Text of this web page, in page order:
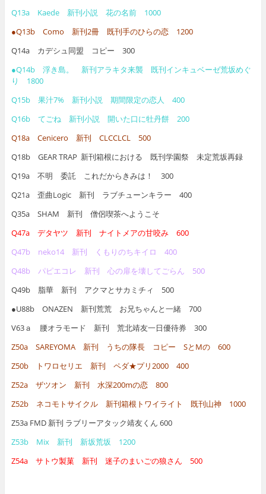
Q13a Kaede 新刊小説 花の名前 1000
●Q13b Como 新刊2冊 既刊手のひらの恋 1200
Q14a カデシュ同盟 コピー 300
●Q14b 浮き島。 新刊アラキタ来襲 既刊インキュベーゼ荒坂めぐ
り 1800
Q15b 果汁7% 新刊小説 期間限定の恋人 400
Q16b てごね 新刊小説 開いた口に牡丹餅 200
Q18a Cenicero 新刊 CLCCLCL 500
Q18b GEAR TRAP 新刊箱根における 既刊学園祭 未定荒坂再録
Q19a 不明 委託 これだからきみは！ 300
Q21a 歪曲Logic 新刊 ラブチューンキラー 400
Q35a SHAM 新刊 僧侶喫茶へようこそ
Q47a デタヤツ 新刊 ナイトメアの甘咬み 600
Q47b neko14 新刊 くもりのちキイロ 400
Q48b パピエコレ 新刊 心の扉を壊してごらん 500
Q49b 脂華 新刊 アクマとサカミチィ 500
●U88b ONAZEN 新刊荒荒 お兄ちゃんと一緒 700
V63ａ 腰オラモード 新刊 荒北靖友一日優待券 300
Z50a SAREYOMA 新刊 うちの隊長 コピー SとMの 600
Z50b トワロセリエ 新刊 ペダ★プリ2000 400
Z52a ザツオン 新刊 水深200mの恋 800
Z52b ネコモトサイクル 新刊箱根トワイライト 既刊山神 1000
Z53a FMD 新刊 ラブリーアタック靖友くん 600
Z53b Mix 新刊 新坂荒坂 1200
Z54a サトウ製菓 新刊 迷子のまいごの狼さん 500